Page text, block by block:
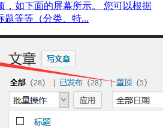
，如下面的屏幕所示。 您可以根据
题等等（分类、特...